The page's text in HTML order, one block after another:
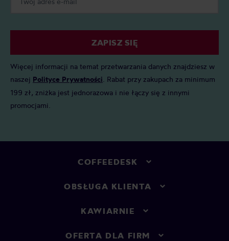
ZAPISZ SIĘ
Więcej informacji na temat przetwarzania danych znajdziesz w
naszej Polityce Prywatności . Rabat przy zakupach za minimum
199 zł, zniżka jest jednorazowa i nie łączy się z innymi
promocjami.
COFFEEDESK
OBSŁUGA KLIENTA
KAWIARNIE
OFERTA DLA FIRM